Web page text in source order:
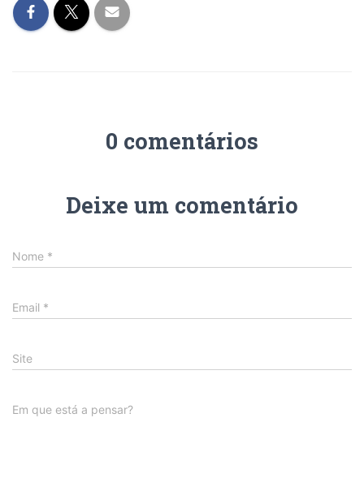
0 comentários
Deixe um comentário
Nome *
Email *
Site
Em que está a pensar?